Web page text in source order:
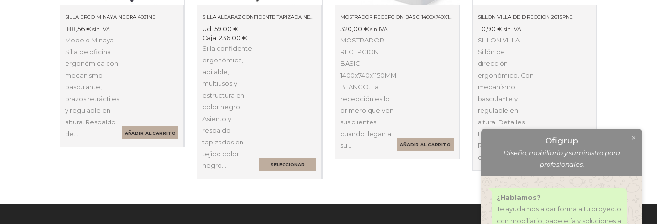
SILLA ERGO MINAYA NEGRA 4031NE
188,56 € sin IVA
Modelo Minaya -
Silla de oficina
ergonómica con
mecanismo
basculante,
brazos retráctiles
y regulable en
altura. Respaldo
de…
AÑADIR AL CARRITO
SILLA ALCARAZ CONFIDENTE TAPIZADA NEGRA 840AR
Ud:59.00€
Caja:236.00€
Silla confidente
ergonómica,
apilable,
multiusos y
estructura en
color negro.
Asiento y
respaldo
tapizados en
tejido color
negro.…
SELECCIONAR
MOSTRADOR RECEPCION BASIC 1400X740X1150MM BLANCO
320,00 € sin IVA
MOSTRADOR
RECEPCION
BASIC
1400x740x1150MM
BLANCO. La
recepción es lo
primero que ven
sus clientes
cuando llegan a
su…
AÑADIR AL CARRITO
SILLON VILLA DE DIRECCION 261SPNE
110,90 € sin IVA
SILLON VILLA
Sillón de
dirección
ergonómico. Con
mecanismo
basculante y
regulable en
altura. Detalles
técnicos
Respaldo
ergonómico y…
AÑADIR AL CARRITO
Ofigrup
Diseño, mobiliario y suministro para
profesionales.
¿Hablamos?
Te ayudamos a dar forma a tu proyecto
con mobiliario, papelería y soluciones a